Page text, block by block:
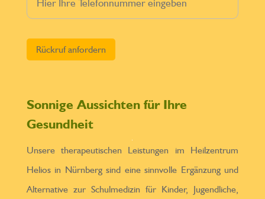
Sonnige Aussichten für Ihre
Gesundheit
Unsere therapeutischen Leistungen im Heilzentrum
Helios in Nürnberg sind eine sinnvolle Ergänzung und
Alternative zur Schulmedizin für Kinder, Jugendliche,